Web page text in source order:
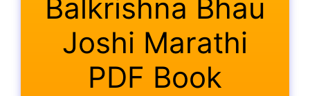
Balkrishna Bhau
Joshi Marathi
PDF Book